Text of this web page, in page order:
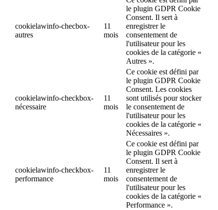
cookielawinfo-checbox-
autres
11
mois
le plugin GDPR Cookie
Consent. Il sert à
enregistrer le
consentement de
l'utilisateur pour les
cookies de la catégorie «
Autres ».
cookielawinfo-checkbox-
nécessaire
11
mois
Ce cookie est défini par
le plugin GDPR Cookie
Consent. Les cookies
sont utilisés pour stocker
le consentement de
l'utilisateur pour les
cookies de la catégorie «
Nécessaires ».
cookielawinfo-checkbox-
performance
11
mois
Ce cookie est défini par
le plugin GDPR Cookie
Consent. Il sert à
enregistrer le
consentement de
l'utilisateur pour les
cookies de la catégorie «
Performance ».